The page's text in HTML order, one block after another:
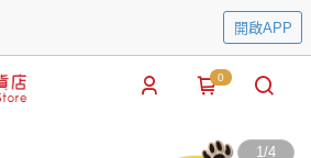
開啟APP
0
1/4